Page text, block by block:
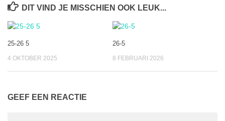
DIT VIND JE MISSCHIEN OOK LEUK...
25-26 5
4 OKTOBER 2025
26-5
8 FEBRUARI 2026
GEEF EEN REACTIE